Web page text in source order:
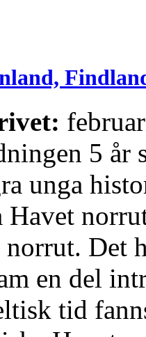
5 år
unga
Det
en del
tid